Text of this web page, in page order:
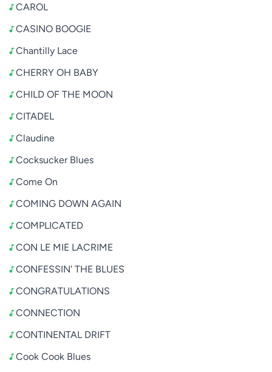
CAROL
CASINO BOOGIE
Chantilly Lace
CHERRY OH BABY
CHILD OF THE MOON
CITADEL
Claudine
Cocksucker Blues
Come On
COMING DOWN AGAIN
COMPLICATED
CON LE MIE LACRIME
CONFESSIN' THE BLUES
CONGRATULATIONS
CONNECTION
CONTINENTAL DRIFT
Cook Cook Blues